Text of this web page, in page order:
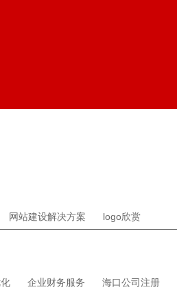
网站建设解决方案 logo欣赏
企业财务服务 海口公司注册